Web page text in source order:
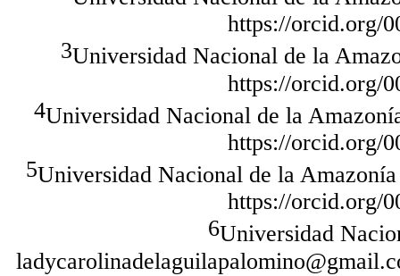
https://orcid.org/
3Universidad Nacional de la
https://orcid.org/
4Universidad Nacional de la
https://orcid.org/
5Universidad Nacional de la Amazonía
https://orcid.org/
6Universidad
ladycarolinadelaguilapalomino